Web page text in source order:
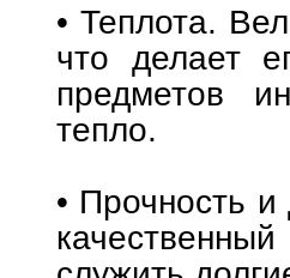
• Теплота.
что делает
предметов
тепло.
• Прочность и